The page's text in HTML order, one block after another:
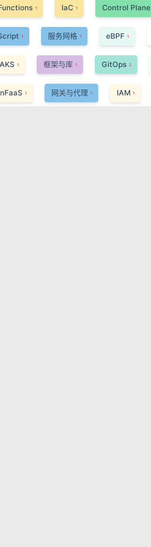
1 IaC 1 Control Plane
1 服务网格 1 eBPF 1
1 框架与库 1 GitOps 2
1 网关与代理 1 IAM 1